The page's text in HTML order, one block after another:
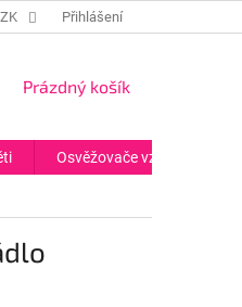
Přihlášení
NÁKUPNÍ
Prázdný košík
Osvěžovače vzduchu